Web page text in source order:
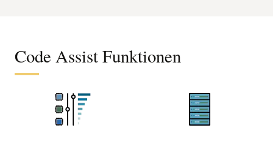
Code Assist Funktionen